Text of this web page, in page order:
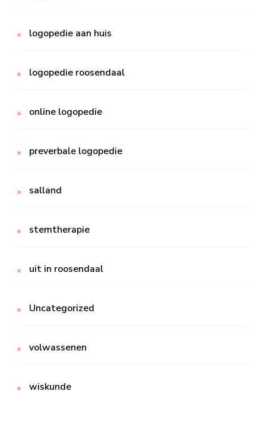
logopedie aan huis
logopedie roosendaal
online logopedie
preverbale logopedie
salland
stemtherapie
uit in roosendaal
Uncategorized
volwassenen
wiskunde